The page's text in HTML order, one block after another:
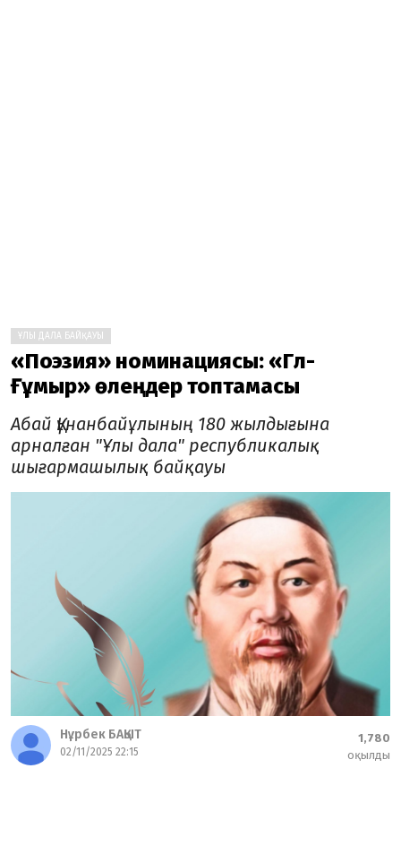
ҰЛЫ ДАЛА БАЙҚАУЫ
«Поэзия» номинациясы: «Гүл-
Ғұмыр» өлеңдер топтамасы
Абай Құнанбайұлының 180 жылдығына
арналған "Ұлы дала" республикалық
шығармашылық байқауы
Нұрбек БАҚЫТ
02/11/2025 22:15
1,780
оқылды